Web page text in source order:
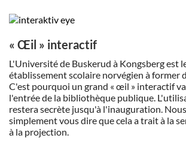
« Œil » interactif
L'Université de Buskerud à Kongsberg est
établissement scolaire norvégien à former
C'est pourquoi un grand « œil » interactif
l'entrée de la bibliothèque publique.
restera secrète jusqu'à l'inauguration.
simplement vous dire que cela a trait à la
à la projection.